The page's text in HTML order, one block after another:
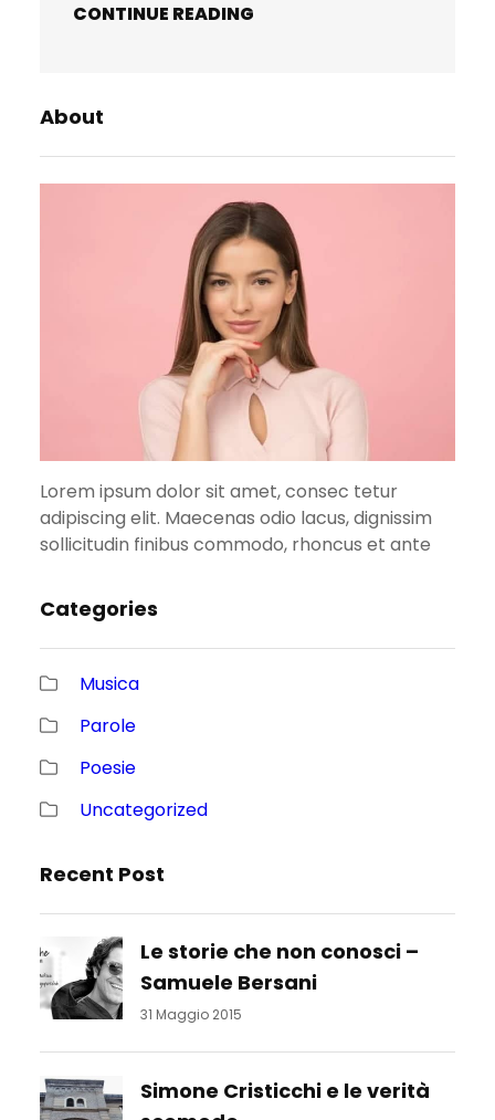
CONTINUE READING
About
Lorem ipsum dolor sit amet, consec tetur
adipiscing elit. Maecenas odio lacus, dignissim
sollicitudin finibus commodo, rhoncus et ante
Categories
Musica
Parole
Poesie
Uncategorized
Recent Post
Le storie che non conosci –
Samuele Bersani
31 Maggio 2015
Simone Cristicchi e le verità